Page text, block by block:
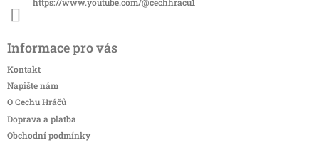
Informace pro vás
Kontakt
Napište nám
O Cechu Hráčů
Doprava a platba
Obchodní podmínky